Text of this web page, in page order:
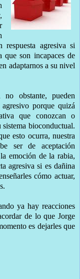
respuesta agresiva si
que son incapaces de
adaptarnos a su nivel
no obstante, pueden
porque quizá
que conozcan o
bioconductual.
esto ocurra, nuestra
ser de aceptación
emoción de la rabia,
agresiva si es dañina
cómo actuar,
ya hay reacciones
de lo que Jorge
es dejarles que